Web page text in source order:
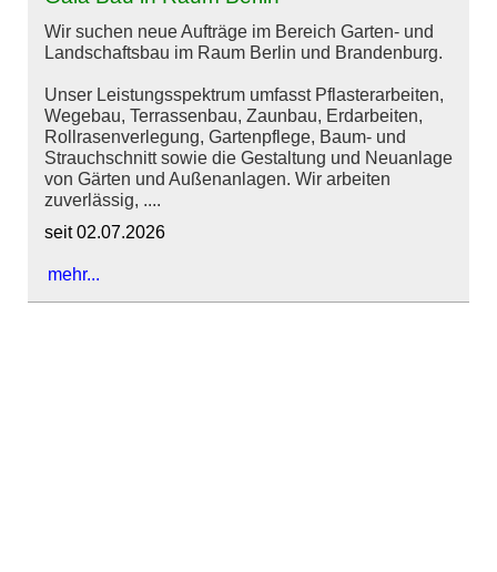
Wir suchen neue Aufträge im Bereich Garten- und
Landschaftsbau im Raum Berlin und Brandenburg.
Unser Leistungsspektrum umfasst Pflasterarbeiten,
Wegebau, Terrassenbau, Zaunbau, Erdarbeiten,
Rollrasenverlegung, Gartenpflege, Baum- und
Strauchschnitt sowie die Gestaltung und Neuanlage
von Gärten und Außenanlagen. Wir arbeiten
zuverlässig, ....
seit 02.07.2026
mehr...